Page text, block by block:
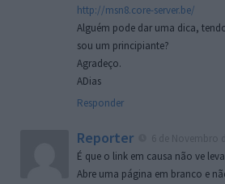
http://msn8.core-server.be/
Alguém pode dar uma dica,
sou um principiante?
Agradeço.
ADias
Responder
Reporter
É que o link em causa não ve
Abre uma página em branco e